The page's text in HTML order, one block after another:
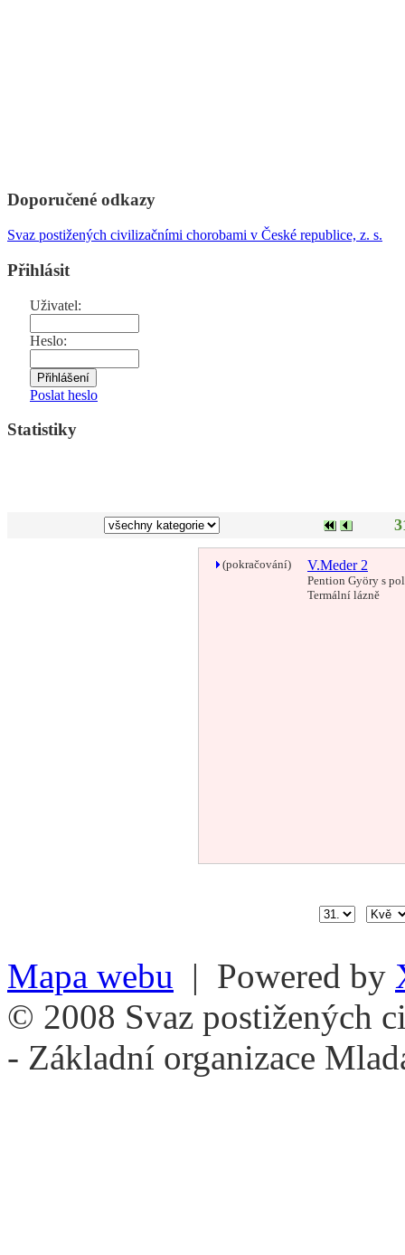
Doporučené odkazy
Svaz postižených civilizačními chorobami v České republice, z. s.
Přihlásit
Uživatel:
Heslo:
Poslat heslo
Statistiky
(pokračování) V.Meder 2
Pention Györy s
Termální lázně
Mapa webu | Powered by
© 2008 Svaz postižených
- Základní organizace